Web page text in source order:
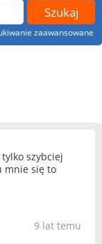
zaawansowane
szybciej
mnie się to
9 lat temu